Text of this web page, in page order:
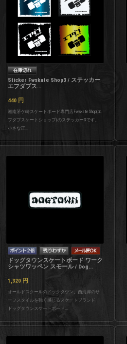
Sticker Fwskate Shop3 / ステッカー
エフダブス...
440円
湘南茅ケ崎スケートボード専門店Fwskate Shop(エ
フダブスケートショップ)のステッカー3です。
小さな正...
ドッグタウンスケートボード ワーク
シャツワッペン スモール / Dog...
1,320円
オールドスクールのドックタウン。西海岸のサ
ーフスタイルを強く感じるスケートブランド
ドッグタウンスケートボード...